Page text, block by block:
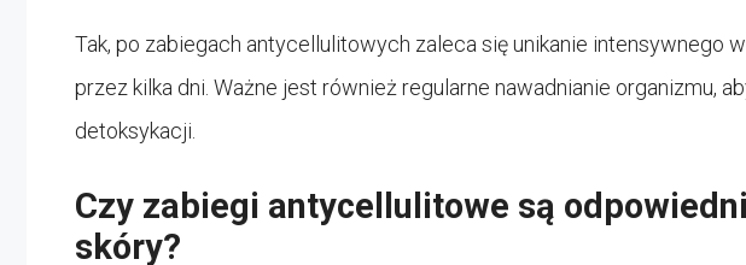
Tak, po zabiegach antycellulitowych zaleca się unikanie intensywnego
przez kilka dni. Ważne jest również regularne nawadnianie organizmu,
detoksykacji.
Czy zabiegi antycellulitowe są
skóry?